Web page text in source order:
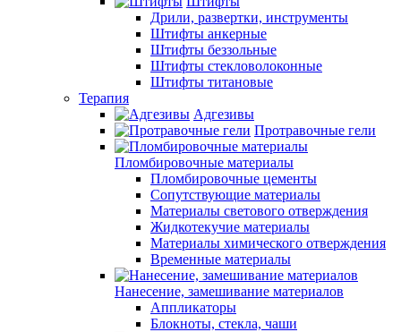
Дрили, развертки, инструменты
Штифты анкерные
Штифты беззольные
Штифты стекловолоконные
Штифты титановые
Терапия
Адгезивы
Протравочные гели
Пломбировочные материалы
Пломбировочные цементы
Сопутствующие материалы
Материалы светового отверждения
Жидкотекучие материалы
Материалы химического отверждения
Временные материалы
Нанесение, замешивание материалов
Аппликаторы
Блокноты, стекла, чаши